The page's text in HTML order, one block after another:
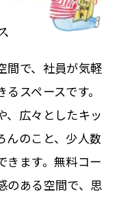
間で、社員が気軽
スペースです。
、広々としたキッ
んのこと、少人数
きます。無料コー
のある空間で、思